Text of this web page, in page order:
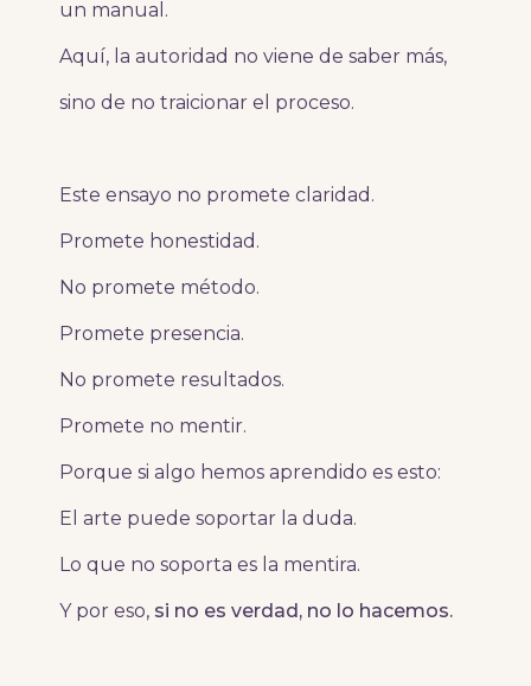
un manual.
Aquí, la autoridad no viene de saber más,
sino de no traicionar el proceso.
Este ensayo no promete claridad.
Promete honestidad.
No promete método.
Promete presencia.
No promete resultados.
Promete no mentir.
Porque si algo hemos aprendido es esto:
El arte puede soportar la duda.
Lo que no soporta es la mentira.
Y por eso, si no es verdad, no lo hacemos.